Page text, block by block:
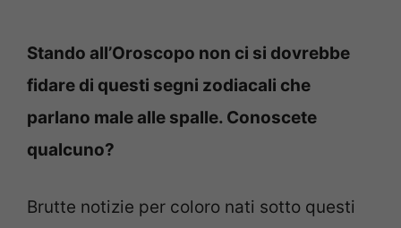
Stando all’Oroscopo non ci si dovrebbe
fidare di questi segni zodiacali che
parlano male alle spalle. Conoscete
qualcuno?
Brutte notizie per coloro nati sotto questi